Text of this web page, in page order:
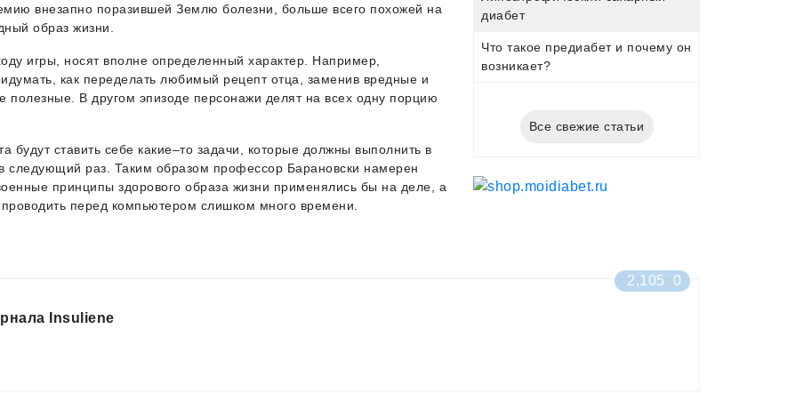
внезапно поразившей Землю болезни, больше всего похожей на
образ жизни.
игры, носят вполне определенный характер. Например,
как переделать любимый рецепт отца, заменив вредные и
В другом эпизоде персонажи делят на всех одну порцию
будут ставить себе какие–то задачи, которые должны выполнить в
следующий раз. Таким образом профессор Барановски намерен
принципы здорового образа жизни применялись бы на деле, а
перед компьютером слишком много времени.
диабет
Что такое предиабет и почему он
возникает?
Все свежие статьи
2,105 0
Insuliene